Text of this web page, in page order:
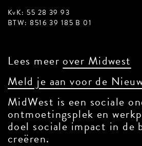
KvK: 55 28 39 93
BTW: 8516 39 185 B 01
Lees meer over Midwest
Meld je aan voor de
MidWest is een sociale
ontmoetingsplek en
doel sociale impact in de
creëren.